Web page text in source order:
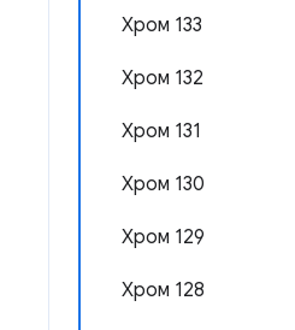
Хром 133
Хром 132
Хром 131
Хром 130
Хром 129
Хром 128